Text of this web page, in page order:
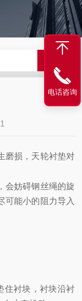
磨损，天轮衬垫对
会妨碍钢丝绳的旋
可能小的阻力导入
住衬块，衬块沿衬
电话咨询